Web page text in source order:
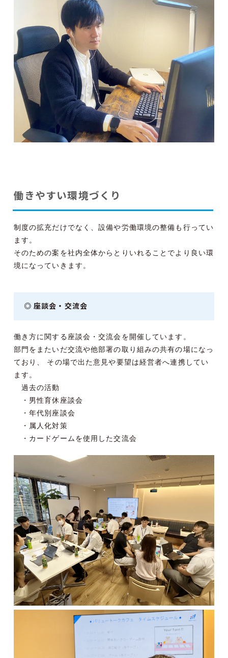
働きやすい環境づくり
制度の拡充だけでなく、設備や労働環境の整備も行ってい
ます。
そのための案を社内全体からとりいれることでより良い環
境になっていきます。
◎ 座談会・交流会
働き方に関する座談会・交流会を開催しています。
部門をまたいだ交流や他部署の取り組みの共有の場になっ
ており、 その場で出た意見や要望は経営者へ連携してい
ます。
過去の活動
・男性育休座談会
・年代別座談会
・属人化対策
・カードゲームを使用した交流会